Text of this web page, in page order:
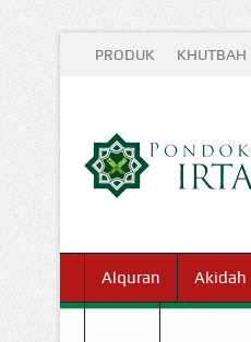
PRODUK KHUTBAH
Alquran Akidah